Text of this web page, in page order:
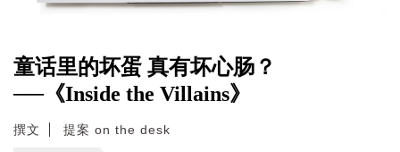
童话里的坏蛋 真有坏心肠？
──《Inside the Villains》
撰文 提案 on the desk